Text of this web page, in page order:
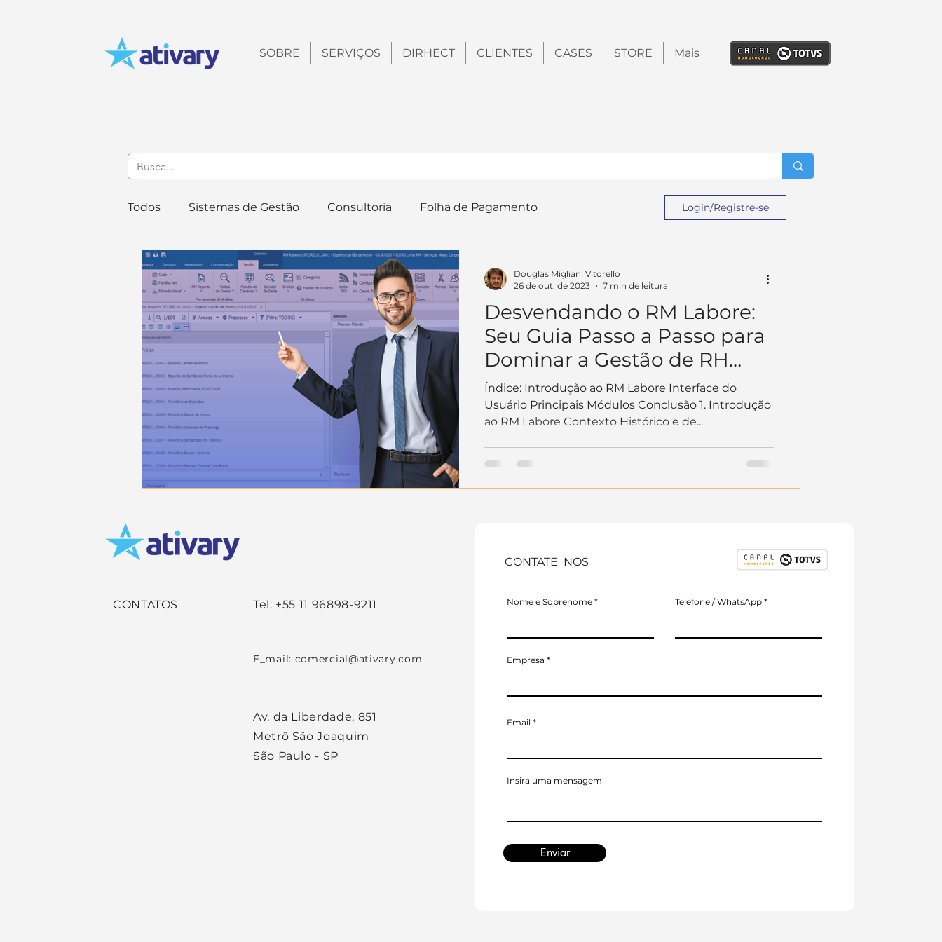
SOBRE SERVIÇOS DIRHECT CLIENTES CASES STORE Mais
Todos Sistemas de Gestão Consultoria Folha de Pagamento
Recursos Humanos Gestão de Benefícios
Vendas e CRM Legislação Trabalhista Atualizações Mercado e Negócios
Legislação e Impostos Learning Segurança da Informação
Serviços TOTVS
Login/Registre-se
Desvendando o RM Labore:
Seu Guia Passo a Passo para
Dominar a Gestão de RH
com a TOTVS linha RM
Índice: Introdução ao RM Labore Interface do
Usuário Principais Módulos Conclusão 1. Introdução
ao RM Labore Contexto Histórico e de...
Douglas Migliani Vitorello
26 de out. de 2023
7 min de leitura
CONTATOS Tel: +55 11 96898-9211
E_mail: comercial@ativary.com
Av. da Liberdade, 851
Metrô São Joaquim
São Paulo - SP
CONTATE_NOS
Nome e Sobrenome Telefone / WhatsApp
Empresa
Email
Insira uma mensagem
Enviar